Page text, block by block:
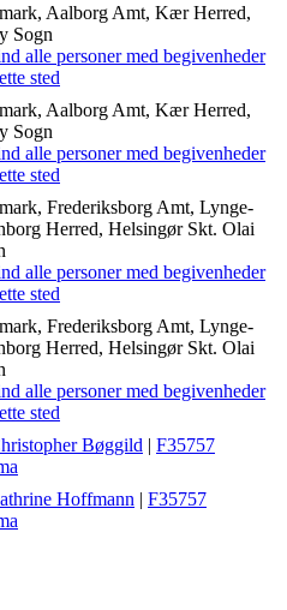
Aalborg Amt, Kær Herred,
Sogn
Aalborg Amt, Kær Herred,
Sogn
Frederiksborg Amt, Lynge-
Herred, Helsingør Skt. Olai
Frederiksborg Amt, Lynge-
Herred, Helsingør Skt. Olai
Bøggild | F35757
Hoffmann | F35757